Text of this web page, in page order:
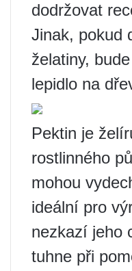
dodržovat
Jinak, pokud
želatiny,
lepidlo na
Pektin je
rostlinného
mohou
ideální pro
nezkazí jeho
tuhne při